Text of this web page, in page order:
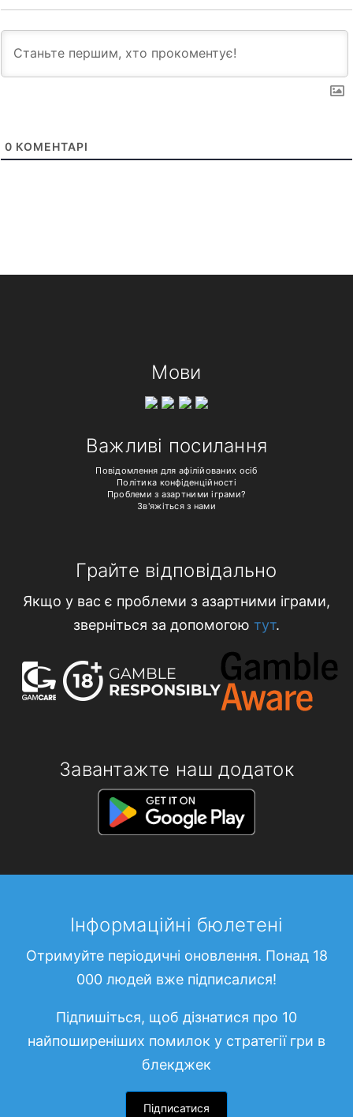
0 КОМЕНТАРІ
Мови
Важливі посилання
Повідомлення для афілійованих осіб
Політика конфіденційності
Проблеми з азартними іграми?
Зв'яжіться з нами
Грайте відповідально
Якщо у вас є проблеми з азартними іграми,
зверніться за допомогою тут.
Завантажте наш додаток
Інформаційні бюлетені
Отримуйте періодичні оновлення. Понад 18
000 людей вже підписалися!
Підпишіться, щоб дізнатися про 10
найпоширеніших помилок у стратегії гри в
блекджек
Підписатися